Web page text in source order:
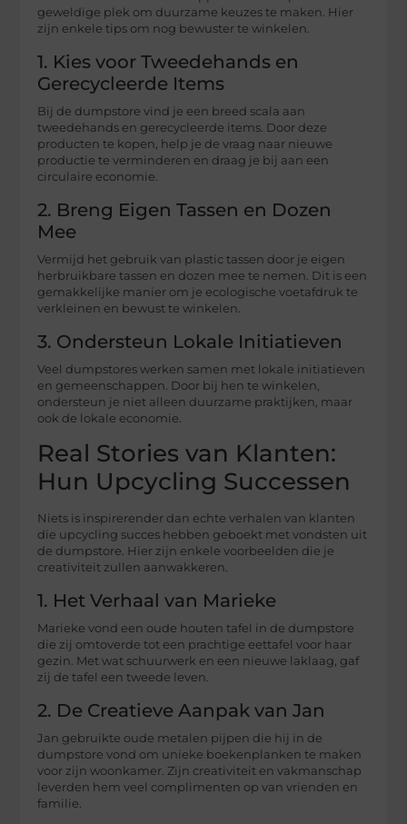
geweldige plek om duurzame keuzes te maken. Hier
zijn enkele tips om nog bewuster te winkelen.
1. Kies voor Tweedehands en
Gerecycleerde Items
Bij de dumpstore vind je een breed scala aan
tweedehands en gerecycleerde items. Door deze
producten te kopen, help je de vraag naar nieuwe
productie te verminderen en draag je bij aan een
circulaire economie.
2. Breng Eigen Tassen en Dozen
Mee
Vermijd het gebruik van plastic tassen door je eigen
herbruikbare tassen en dozen mee te nemen. Dit is een
gemakkelijke manier om je ecologische voetafdruk te
verkleinen en bewust te winkelen.
3. Ondersteun Lokale Initiatieven
Veel dumpstores werken samen met lokale initiatieven
en gemeenschappen. Door bij hen te winkelen,
ondersteun je niet alleen duurzame praktijken, maar
ook de lokale economie.
Real Stories van Klanten:
Hun Upcycling Successen
Niets is inspirerender dan echte verhalen van klanten
die upcycling succes hebben geboekt met vondsten uit
de dumpstore. Hier zijn enkele voorbeelden die je
creativiteit zullen aanwakkeren.
1. Het Verhaal van Marieke
Marieke vond een oude houten tafel in de dumpstore
die zij omtoverde tot een prachtige eettafel voor haar
gezin. Met wat schuurwerk en een nieuwe laklaag, gaf
zij de tafel een tweede leven.
2. De Creatieve Aanpak van Jan
Jan gebruikte oude metalen pijpen die hij in de
dumpstore vond om unieke boekenplanken te maken
voor zijn woonkamer. Zijn creativiteit en vakmanschap
leverden hem veel complimenten op van vrienden en
familie.